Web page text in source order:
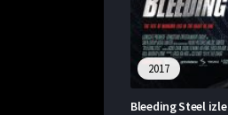
2017
Bleeding Steel izle